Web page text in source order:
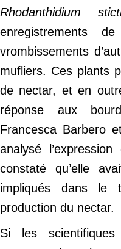
Rhodanthidium
enregistrements
vrombissements
mufliers. Ces plants
de nectar, et en
réponse aux
Francesca Barbero
analysé
constaté qu’elle
impliqués dans le
production du nectar.
Si les